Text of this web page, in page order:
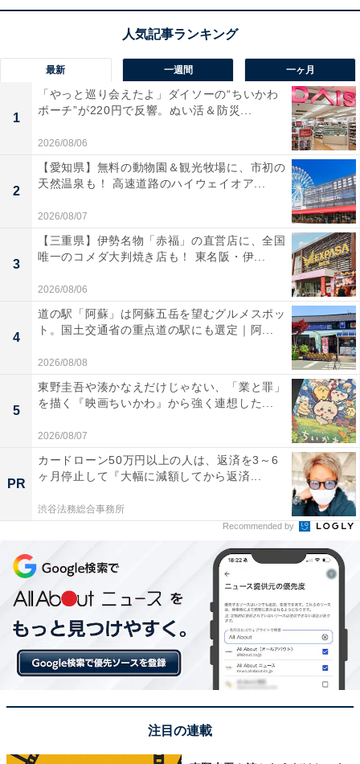
です。1～4名程度の少人数ミーティングや、個
人のテレワークに特化した手のひらサイズの手軽さが最
大の魅力です。
コンパクトながらも、ヤマハが誇る「適応型エコーキャ
ンセラー」や「ノイズリダクション」などの音声処理技
術をしっかりと継承。パソコンのファンやエアコンの雑
音を消し去り、お互いの声が途切れることなく自然に会
話が弾みます。
USB接続とBluetooth接続に対応し、最
大10時間駆動するバッテリーを内蔵しているため、オフ
ィスの空きスペース、自宅の書斎、さらには出張先のホ
テルまで、場所を選ばず一瞬でそこを快適な会議室へと
変えてくれる頼もしい相棒です！
ヤマハ「YVC-200B」の口コミは？
ヤマハ「YVC-200B」には以下のような口コミが寄せら
れています。
イヤホンを1日中着けていると耳が痛くなっていま
したが、これにしてから完全に解放されました。こ
ちらの声も相手に凄くクリアに届いているようで、
商談での聞き返しが激減しました
仕事用のPCにはUSBで、個人のスマホには
Bluetoothで同時に繋いでおけるのが地味に便利で
す。デザインもスタイリッシュで、デスクの上に置
いておくだけでモチベーションが上がります
専用のキャリーケースが付属していて、カバンにサ
ッと入れて持ち運べます。接続もケーブルを挿すだ
最新 一週間 一ヶ月
1
「やっと巡り会えたよ」ダイソーの“ちいかわ
ポーチ”が220円で反響。ぬい活＆防災...
2026/08/06
2
【愛知県】無料の動物園＆観光牧場に、市初の
天然温泉も！ 高速道路のハイウェイオア...
2026/08/07
3
【三重県】伊勢名物「赤福」の直営店に、全国
唯一のコメダ大判焼き店も！ 東名阪・伊...
2026/08/06
4
道の駅「阿蘇」は阿蘇五岳を望むグルメスポッ
ト。国土交通省の重点道の駅にも選定｜阿...
2026/08/08
5
東野圭吾や湊かなえだけじゃない、「業と罪」
を描く『映画ちいかわ』から強く連想した...
2026/08/07
PR
カードローン50万円以上の人は、返済を3～6
ヶ月停止して『大幅に減額してから返済...
渋谷法務総合事務所
Recommended by
注目の連載